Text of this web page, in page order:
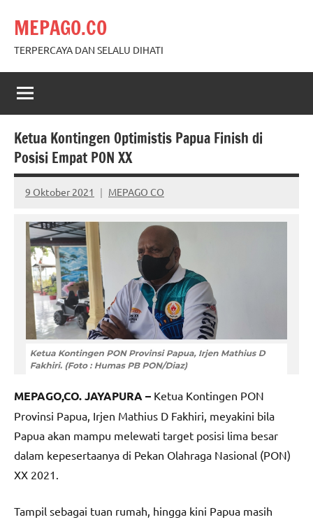
content
MEPAGO.CO
TERPERCAYA DAN SELALU DIHATI
Ketua Kontingen Optimistis Papua Finish di
Posisi Empat PON XX
9 Oktober 2021 MEPAGO CO
No
MEPAGO,CO. JAYAPURA – Ketua Kontingen PON
Provinsi Papua, Irjen Mathius D Fakhiri, meyakini bila
Papua akan mampu melewati target posisi lima besar
dalam kepesertaanya di Pekan Olahraga Nasional (PON)
XX 2021.
Tampil sebagai tuan rumah, hingga kini Papua masih